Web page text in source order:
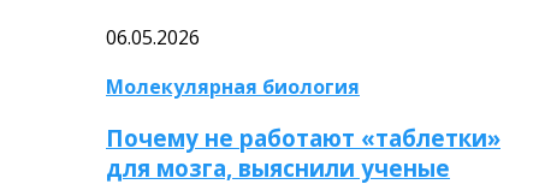
06.05.2026
Молекулярная биология
Почему не работают «таблетки»
для мозга, выяснили ученые